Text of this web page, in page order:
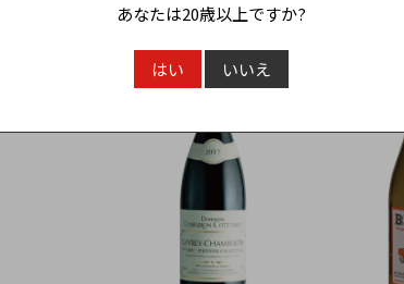
あなたは20歳以上ですか?
はい いいえ